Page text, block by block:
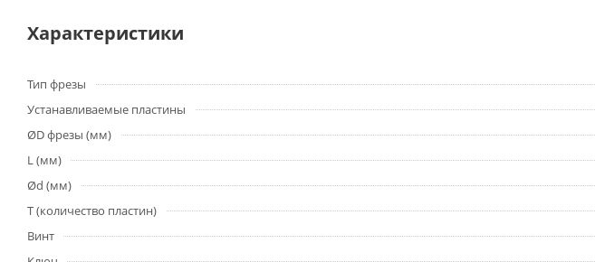
Характеристики
Тип фрезы
Устанавливаемые пластины
ØD фрезы (мм)
L (мм)
Ød (мм)
T (количество пластин)
Винт